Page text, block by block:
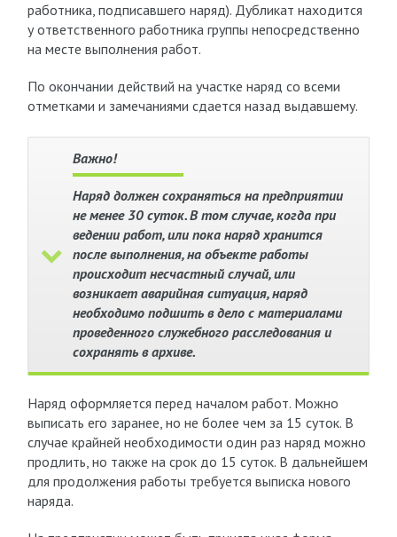
работника, подписавшего наряд). Дубликат находится
у ответственного работника группы непосредственно
на месте выполнения работ.
По окончании действий на участке наряд со всеми
отметками и замечаниями сдается назад выдавшему.
Важно!
Наряд должен сохраняться на предприятии
не менее 30 суток. В том случае, когда при
ведении работ, или пока наряд хранится
после выполнения, на объекте работы
происходит несчастный случай, или
возникает аварийная ситуация, наряд
необходимо подшить в дело с материалами
проведенного служебного расследования и
сохранять в архиве.
Наряд оформляется перед началом работ. Можно
выписать его заранее, но не более чем за 15 суток. В
случае крайней необходимости один раз наряд можно
продлить, но также на срок до 15 суток. В дальнейшем
для продолжения работы требуется выписка нового
наряда.